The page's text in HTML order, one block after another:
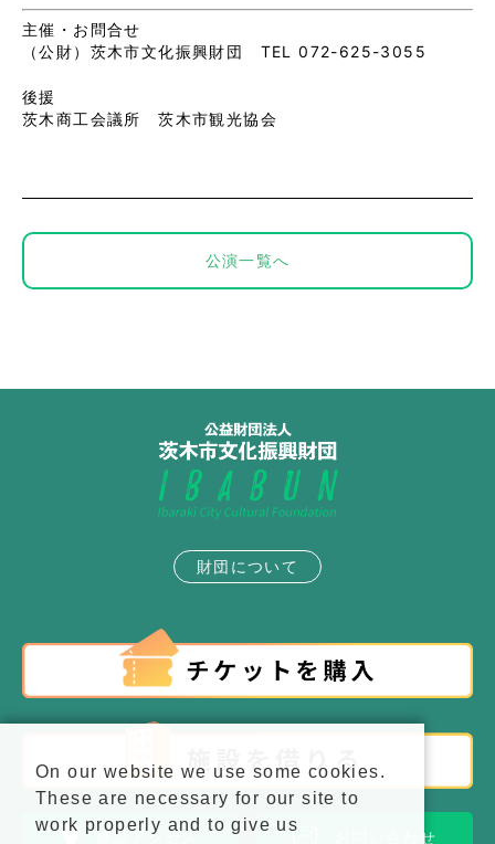
主催・お問合せ
（公財）茨木市文化振興財団 TEL 072-625-3055
後援
茨木商工会議所 茨木市観光協会
公演一覧へ
財団について
施設アクセス お問い合わせ
On our website we use some cookies.
These are necessary for our site to
work properly and to give us